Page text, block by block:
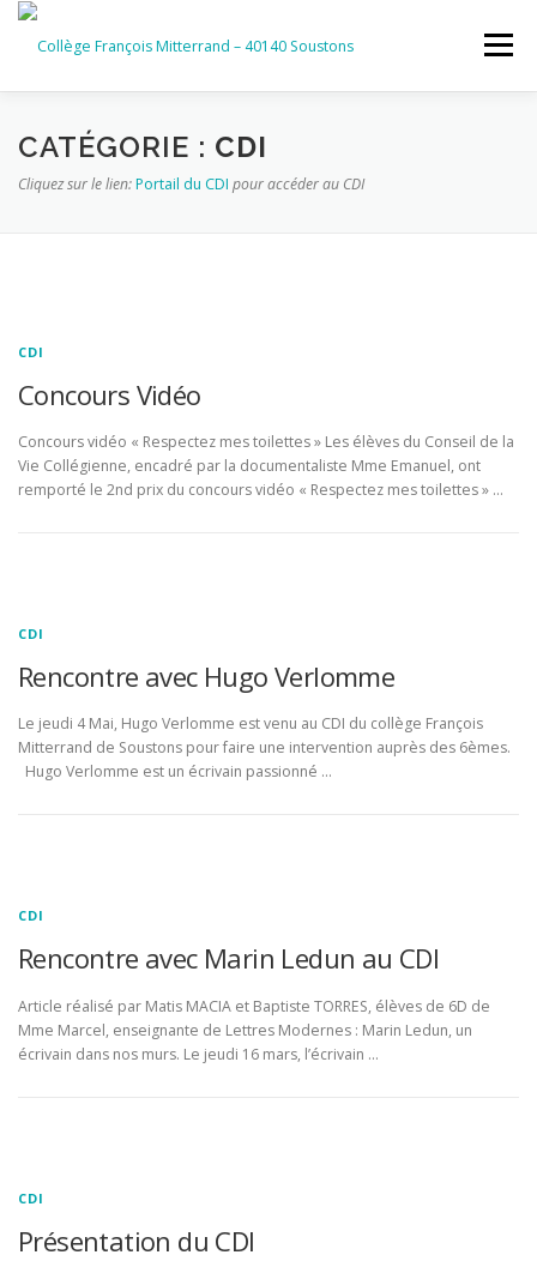
Aller
contenu
Menu
ACCUEIL RUBRIQUES
CATÉGORIE : CDI
Cliquez sur le lien:Portail du CDI pour accéder au CDI
CDI
Concours Vidéo
Concours vidéo « Respectez mes toilettes » Les élèves du Conseil de la
Vie Collégienne, encadré par la documentaliste Mme Emanuel, ont
remporté le 2nd prix du concours vidéo « Respectez mes toilettes » …
CDI
Rencontre avec Hugo Verlomme
Le jeudi 4 Mai, Hugo Verlomme est venu au CDI du collège François
Mitterrand de Soustons pour faire une intervention auprès des 6èmes.
Hugo Verlomme est un écrivain passionné …
CDI
Rencontre avec Marin Ledun au CDI
Article réalisé par Matis MACIA et Baptiste TORRES, élèves de 6D de
Mme Marcel, enseignante de Lettres Modernes : Marin Ledun, un
écrivain dans nos murs. Le jeudi 16 mars, l’écrivain …
CDI
Présentation du CDI